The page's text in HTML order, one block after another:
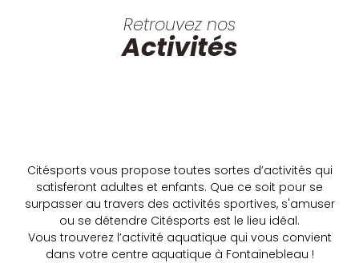
Retrouvez nos
Activités
Citésports vous propose toutes sortes d’activités qui
satisferont adultes et enfants. Que ce soit pour se
surpasser au travers des activités sportives, s'amuser
ou se détendre Citésports est le lieu idéal.
Vous trouverez l’activité aquatique qui vous convient
dans votre centre aquatique à Fontainebleau !